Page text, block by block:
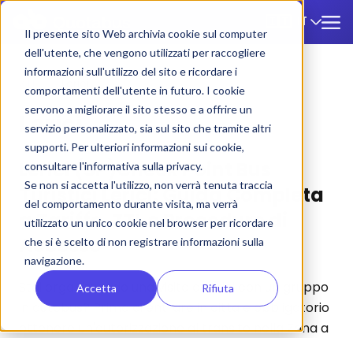
Il presente sito Web archivia cookie sul computer
dell'utente, che vengono utilizzati per raccogliere
informazioni sull'utilizzo del sito e ricordare i
comportamenti dell'utente in futuro. I cookie
servono a migliorare il sito stesso e a offrire un
servizio personalizzato, sia sul sito che tramite altri
supporti. Per ulteriori informazioni sui cookie,
consultare l'informativa sulla privacy.
Se non si accetta l'utilizzo, non verrà tenuta traccia
del comportamento durante visita, ma verrà
utilizzato un unico cookie nel browser per ricordare
che si è scelto di non registrare informazioni sulla
navigazione.
Accetta Rifiuta
IT
Lerici
Lerici
Lerici (SP)Check Point Bus
Turistici Lerici: Guida Completa
a Tariffe, ZTL e Procedure di
Accesso
Stai organizzando una visita a Lerici con un gruppo
in autobus? Prima di entrare in città è obbligatorio
ottenere un'autorizzazione al transito nella Zona a